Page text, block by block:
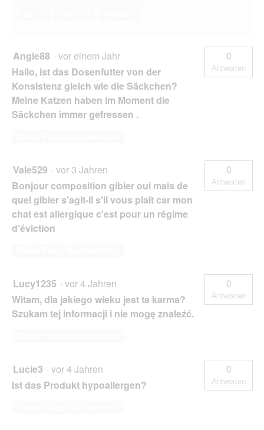
Angie88 · vor einem Jahr
Hallo, ist das Dosenfutter von der
Konsistenz gleich wie die Säckchen?
Meine Katzen haben im Moment die
Säckchen immer gefressen .
0
Antworten
Vale529 · vor 3 Jahren
Bonjour composition gibier oui mais de
quel gibier s'agit-il s'il vous plaît car mon
chat est allergique c'est pour un régime
d'éviction
0
Antworten
Lucy1235 · vor 4 Jahren
Witam, dla jakiego wieku jest ta karma?
Szukam tej informacji i nie mogę znaleźć.
0
Antworten
Lucie3 · vor 4 Jahren
Ist das Produkt hypoallergen?
0
Antworten